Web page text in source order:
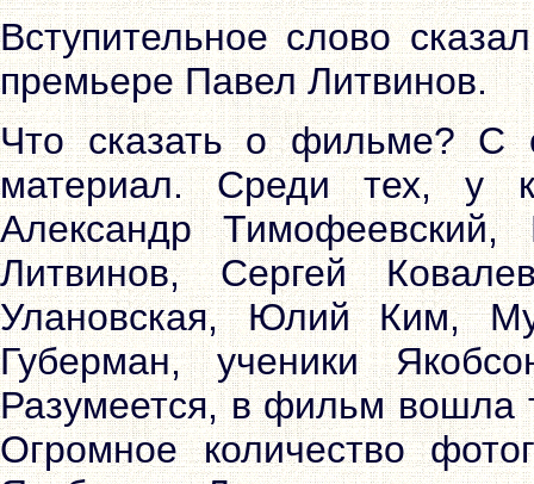
Вступительное слово
премьере Павел Литвинов.
Что сказать о фильме? С
материал. Среди тех, у
Александр
Литвинов, Сергей
Улановская, Юлий Ким,
Губерман, ученики
Разумеется, в фильм вошла
Огромное количество